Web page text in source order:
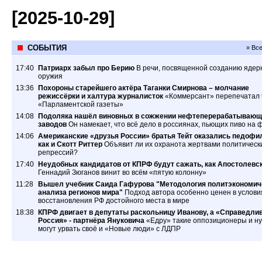
[2025-10-29]
СОБЫТИЯ »
17:40 Патриарх забыл про Берию В речи, посвященной созданию
оружия
13:36 Похороны старейшего актёра Таганки Смирнова – молчание
режиссёрки и халтура журналисток «Коммерсант» перепечатал
«Парламентской газеты»
14:08 Подоляка нашёл виновных в сожжении
заводов Он намекает, что всё дело в россиянах, пьющих пиво на
14:06 Американские «друзья России» братья Тейт оказались
как и Скотт Риттер Объявит ли их охранота жертвами
репрессий?
17:40 Неудобных кандидатов от КПРФ будут сажать, как
Геннадий Зюганов винит во всём «пятую колонну»
11:28 Вышел учебник Саида Гафурова "Методология
анализа регионов мира" Подход автора особенно ценен в
восстановления РФ достойного места в мире
18:38 КПРФ двигает в депутаты раскольницу Иванову, а
Россия» - партнёра Януковича «Едру» такие оппозиционеры и
могут урвать своё и «Новые люди» с ЛДПР